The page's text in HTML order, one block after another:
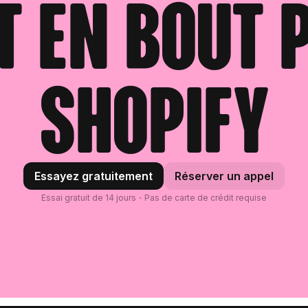
en bout
Shopify
Essayez gratuitement Réserver un appel
Essai gratuit de 14 jours・Pas de carte de crédit requise